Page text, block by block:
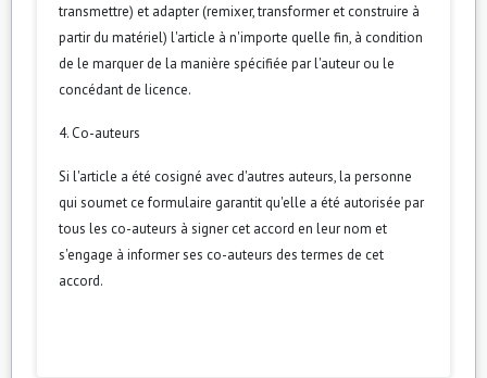
transmettre) et adapter (remixer, transformer et construire à
partir du matériel) l'article à n'importe quelle fin, à condition
de le marquer de la manière spécifiée par l'auteur ou le
concédant de licence.
4. Co-auteurs
Si l'article a été cosigné avec d'autres auteurs, la personne
qui soumet ce formulaire garantit qu'elle a été autorisée par
tous les co-auteurs à signer cet accord en leur nom et
s'engage à informer ses co-auteurs des termes de cet
accord.